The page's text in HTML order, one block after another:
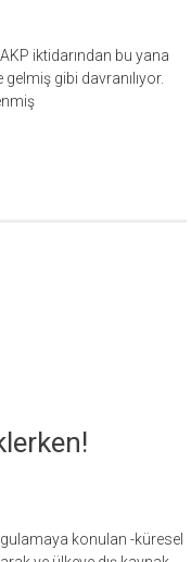
iktidarından bu yana
gibi davranılıyor.
konulan -küresel